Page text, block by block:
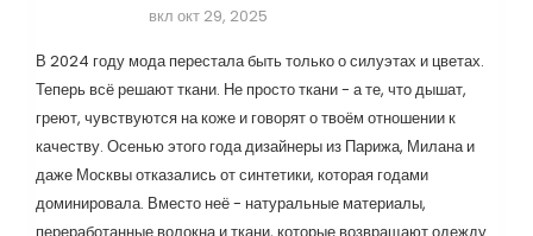
вкл окт 29, 2025
В 2024 году мода перестала быть только о силуэтах и цветах.
Теперь всё решают ткани. Не просто ткани - а те, что дышат,
греют, чувствуются на коже и говорят о твоём отношении к
качеству. Осенью этого года дизайнеры из Парижа, Милана и
даже Москвы отказались от синтетики, которая годами
доминировала. Вместо неё - натуральные материалы,